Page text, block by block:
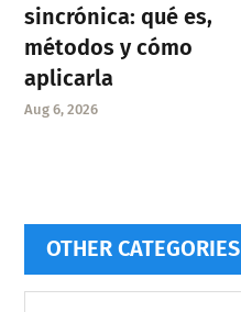
sincrónica: qué es,
métodos y cómo
aplicarla
Aug 6, 2026
OTHER CATEGORIES